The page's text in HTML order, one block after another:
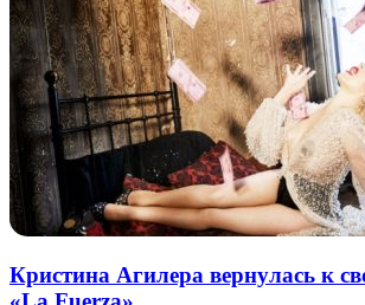
Кристина Агилера вернулась к